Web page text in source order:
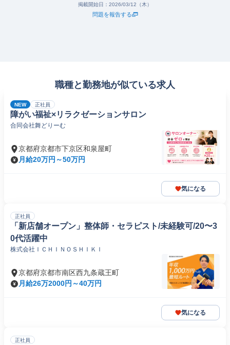
掲載開始日： 2026/03/12（木）
問題を報告する
職種と勤務地が似ている求人
NEW 正社員
障がい福祉×リラクゼーションサロン
合同会社舞どりーむ
京都府京都市下京区和泉屋町
月給20万円～50万円
気になる
正社員
「新店舗オープン」整体師・セラピスト/未経験可/20〜3
0代活躍中
株式会社ＩＣＨＩＮＯＳＨＩＫＩ
京都府京都市南区西九条蔵王町
月給26万2000円～40万円
気になる
正社員